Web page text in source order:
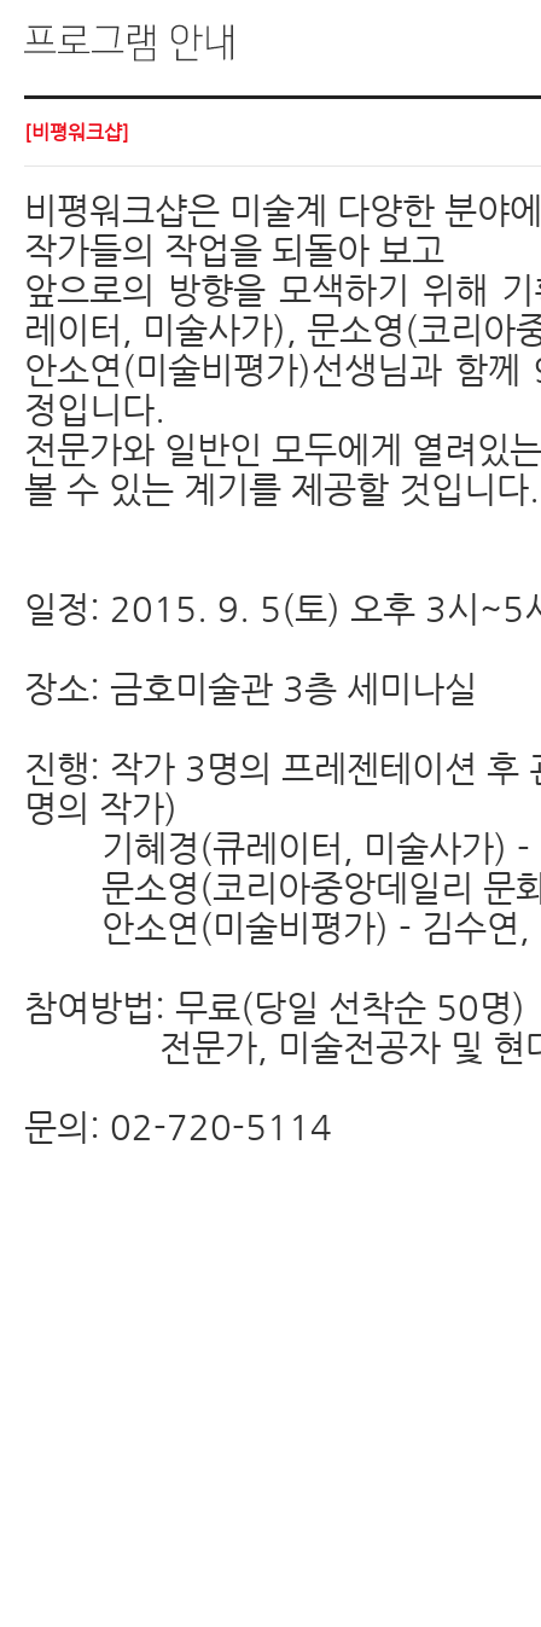
[비평워크샵]
비평워크샵은 미술계 다양한 분야
작가들의 작업을 되돌아 보고
앞으로의 방향을 모색하기 위해
레이터, 미술사가), 문소영(코리아
안소연(미술비평가)선생님과 함
정입니다.
전문가와 일반인 모두에게 열려있
볼 수 있는 계기를 제공할 것입니다.
일정: 2015. 9. 5(토) 오후 3시~5
장소: 금호미술관 3층 세미나실
진행: 작가 3명의 프레젠테이션
명의 작가)
기혜경(큐레이터, 미술사가) -
문소영(코리아중앙데일리 문
안소연(미술비평가) - 김수연,
참여방법: 무료(당일 선착순 50명)
전문가, 미술전공자 및 현대
문의: 02-720-5114